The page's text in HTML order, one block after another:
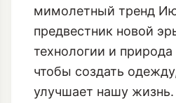
мимолетный тренд
предвестник новой
технологии и
чтобы создать
улучшает нашу